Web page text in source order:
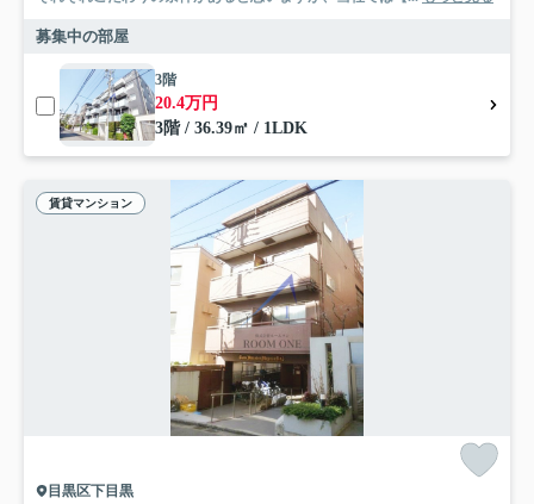
募集中の部屋
3階
20.4万円
3階 / 36.39㎡ / 1LDK
賃貸マンション
目黒区下目黒